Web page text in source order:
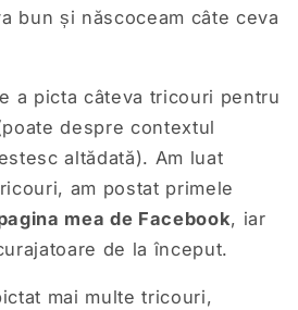
bun și născoceam câte ceva
a picta câteva tricouri pentru
despre contextul
altădată). Am luat
am postat primele
mea de Facebook, iar
de la început.
mai multe tricouri,